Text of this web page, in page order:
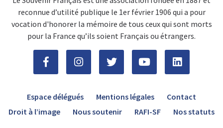
reconnue d’utilité publique le 1er février 1906 qui a pour
vocation d'honorer la mémoire de tous ceux qui sont morts
pour la France qu’ils soient Français ou étrangers.
Espace délégués Mentions légales
Contact
Droit à l’image
Nous soutenir RAFI-SF Nos statuts